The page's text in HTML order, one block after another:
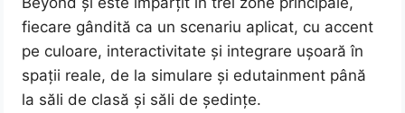
fiecare gândită ca un scenariu aplicat, cu accent
pe culoare, interactivitate și integrare ușoară în
spații reale, de la simulare și edutainment până
la săli de clasă și săli de ședințe.